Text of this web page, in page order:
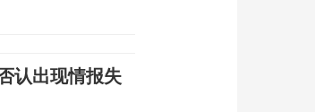
认出现情报失